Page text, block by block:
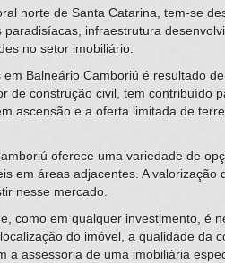
norte de Santa Catarina, tem-se
infraestrutura
no setor imobiliário.
Balneário Camboriú é resultado
de construção civil, tem contribuído
ascensão e a oferta limitada de
oferece uma variedade de
em áreas adjacentes. A
nesse mercado.
como em qualquer investimento, é
do imóvel, a qualidade da
a assessoria de uma imobiliária